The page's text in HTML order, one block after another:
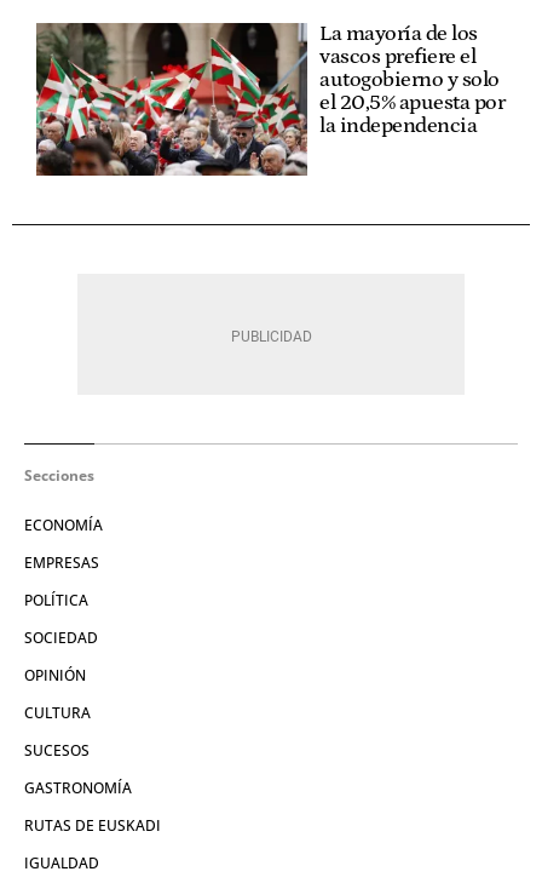
La mayoría de los
vascos prefiere el
autogobierno y solo
el 20,5% apuesta por
la independencia
Secciones
ECONOMÍA
EMPRESAS
POLÍTICA
SOCIEDAD
OPINIÓN
CULTURA
SUCESOS
GASTRONOMÍA
RUTAS DE EUSKADI
IGUALDAD